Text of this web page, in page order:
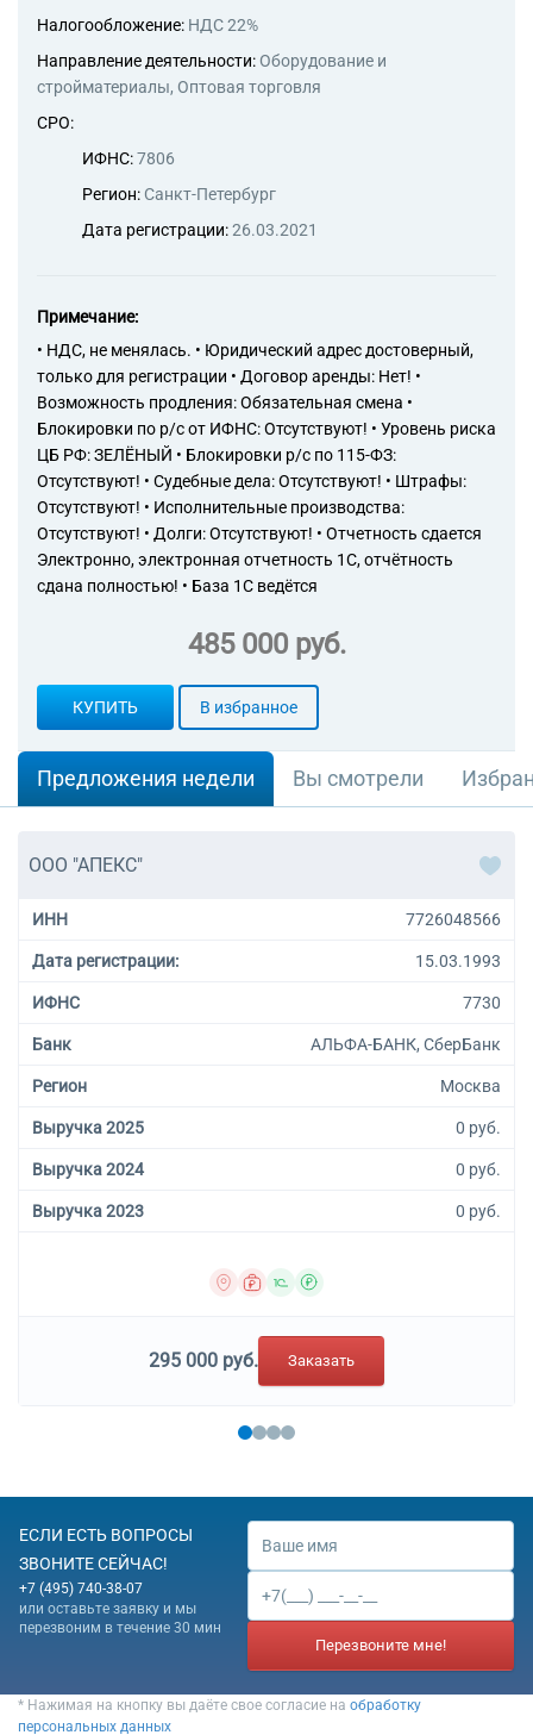
Налогообложение: НДС 22%
Направление деятельности: Оборудование и
стройматериалы, Оптовая торговля
СРО:
ИФНС:7806
Регион: Санкт-Петербург
Дата регистрации:26.03.2021
Примечание:
• НДС, не менялась. • Юридический адрес достоверный,
только для регистрации • Договор аренды: Нет! •
Возможность продления: Обязательная смена •
Блокировки по р/с от ИФНС: Отсутствуют! • Уровень риска
ЦБ РФ: ЗЕЛЁНЫЙ • Блокировки р/с по 115-ФЗ:
Отсутствуют! • Судебные дела: Отсутствуют! • Штрафы:
Отсутствуют! • Исполнительные производства:
Отсутствуют! • Долги: Отсутствуют! • Отчетность сдается
Электронно, электронная отчетность 1С, отчётность
сдана полностью! • База 1С ведётся
485 000 руб.
КУПИТЬ В избранное
Предложения недели Вы смотрели
ООО "АПЕКС"
ИНН 7726048566
Дата регистрации: 15.03.1993
ИФНС 7730
Банк АЛЬФА-БАНК, СберБанк
Регион Москва
Выручка 2025 0 руб.
Выручка 2024 0 руб.
Выручка 2023 0 руб.
295 000 руб. Заказать
ЕСЛИ ЕСТЬ ВОПРОСЫ
ЗВОНИТЕ СЕЙЧАС!
+7 (495) 740-38-07
или оставьте заявку и мы
перезвоним в течение 30 мин
Перезвоните мне!
* Нажимая на кнопку вы даёте свое согласие на обработку
персональных данных